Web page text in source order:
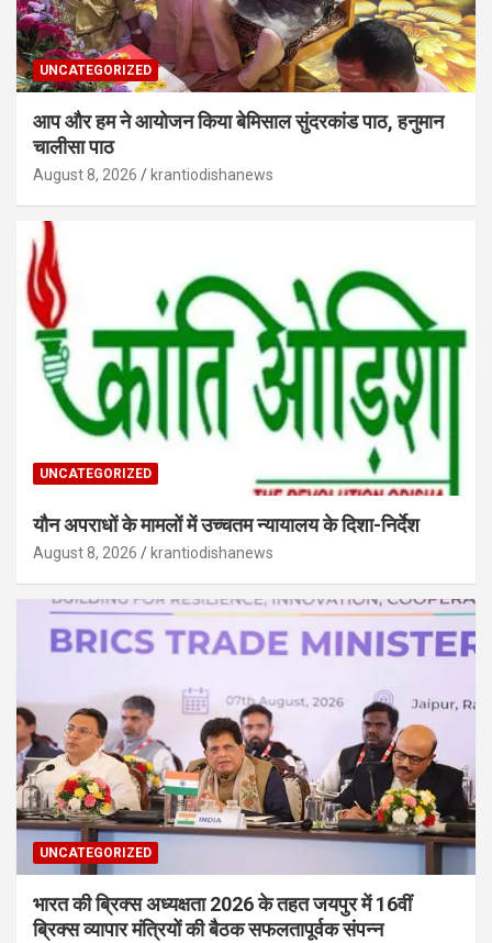
UNCATEGORIZED
आप और हम ने आयोजन किया बेमिसाल सुंदरकांड पाठ, हनुमान
चालीसा पाठ
August 8, 2026 krantiodishanews
UNCATEGORIZED
यौन अपराधों के मामलों में उच्चतम न्यायालय के दिशा-निर्देश
August 8, 2026 krantiodishanews
UNCATEGORIZED
भारत की ब्रिक्‍स अध्यक्षता 2026 के तहत जयपुर में 16वीं
ब्रिक्‍स व्यापार मंत्रियों की बैठक सफलतापूर्वक संपन्न